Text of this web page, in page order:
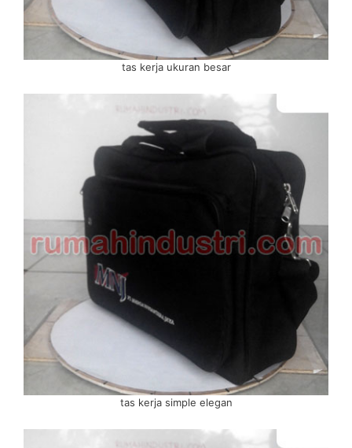
tas kerja ukuran besar
tas kerja simple elegan